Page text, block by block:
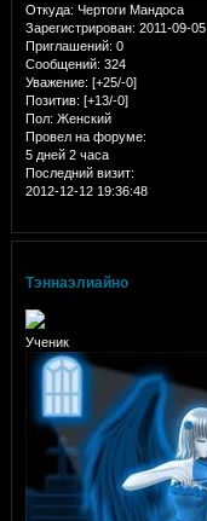
Откуда: Чертоги Мандоса
Зарегистрирован: 2011-09-05
Приглашений: 0
Сообщений: 324
Уважение: [+25/-0]
Позитив: [+13/-0]
Пол: Женский
Провел на форуме:
5 дней 2 часа
Последний визит:
2012-12-12 19:36:48
Тэннаэлиайно
Ученик